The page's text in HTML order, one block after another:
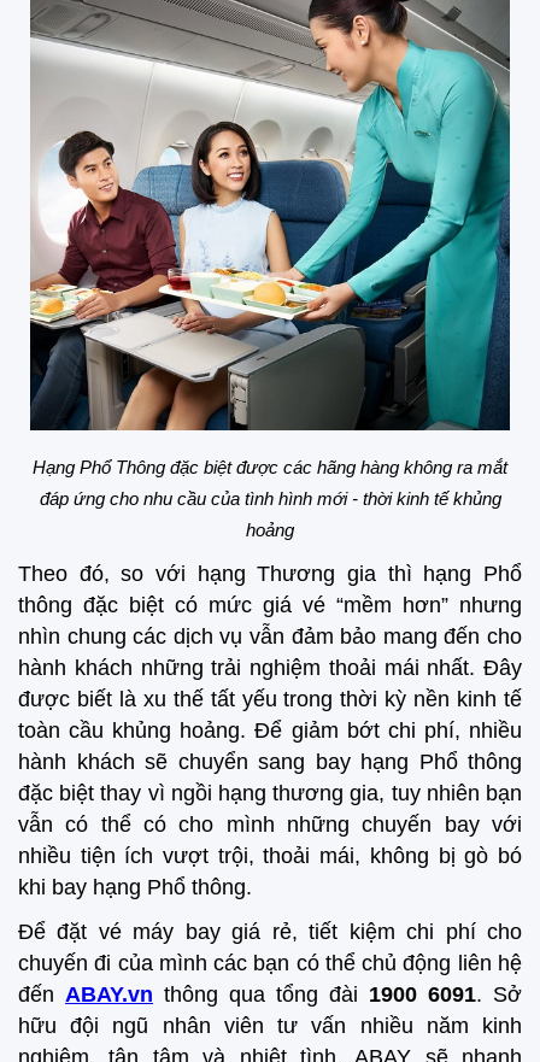
Hạng Phổ Thông đặc biệt được các hãng hàng không ra mắt
đáp ứng cho nhu cầu của tình hình mới - thời kinh tế khủng
hoảng
Theo đó, so với hạng Thương gia thì hạng Phổ
thông đặc biệt có mức giá vé “mềm hơn” nhưng
nhìn chung các dịch vụ vẫn đảm bảo mang đến cho
hành khách những trải nghiệm thoải mái nhất. Đây
được biết là xu thế tất yếu trong thời kỳ nền kinh tế
toàn cầu khủng hoảng. Để giảm bớt chi phí, nhiều
hành khách sẽ chuyển sang bay hạng Phổ thông
đặc biệt thay vì ngồi hạng thương gia, tuy nhiên bạn
vẫn có thể có cho mình những chuyến bay với
nhiều tiện ích vượt trội, thoải mái, không bị gò bó
khi bay hạng Phổ thông.
Để đặt vé máy bay giá rẻ, tiết kiệm chi phí cho
chuyến đi của mình các bạn có thể chủ động liên hệ
đến ABAY.vn thông qua tổng đài 1900 6091. Sở
hữu đội ngũ nhân viên tư vấn nhiều năm kinh
nghiệm, tận tâm và nhiệt tình, ABAY sẽ nhanh